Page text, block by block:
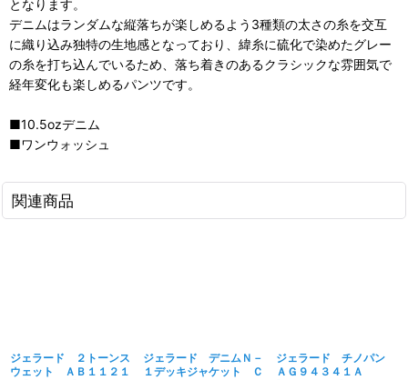
となります。
デニムはランダムな縦落ちが楽しめるよう3種類の太さの糸を交互
に織り込み独特の生地感となっており、緯糸に硫化で染めたグレー
の糸を打ち込んでいるため、落ち着きのあるクラシックな雰囲気で
経年変化も楽しめるパンツです。
■10.5ozデニム
■ワンウォッシュ
関連商品
ジェラード ２トーンス
ウェット ＡＢ１１２１
ジェラード デニムＮ－
１デッキジャケット Ｃ
ジェラード チノパン
ＡＧ９４３４１Ａ